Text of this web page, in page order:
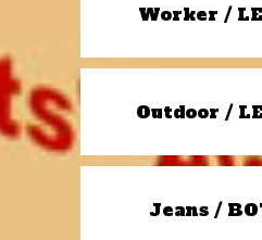
Worker /
Outdoor /
Jeans /